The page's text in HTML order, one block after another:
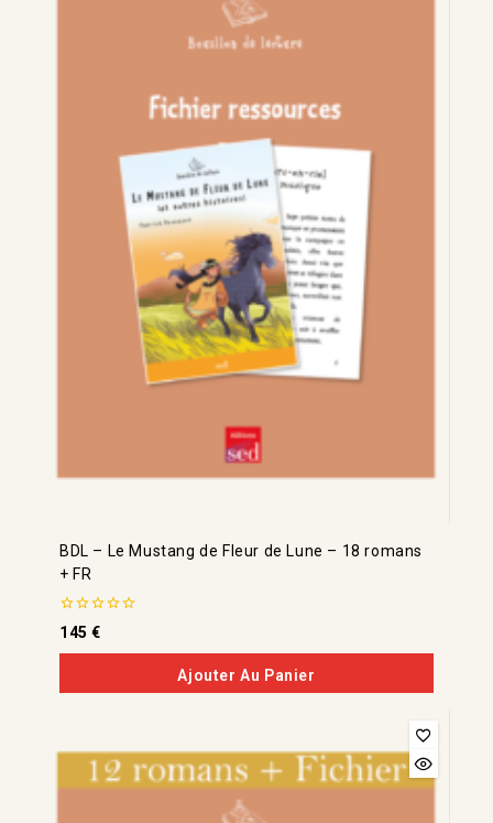
BDL – Le Mustang de Fleur de Lune – 18 romans
+ FR
0
de
5
145€
Ajouter Au Panier